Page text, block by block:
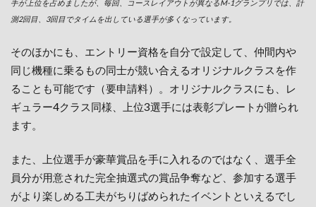
手が上位を占めましたが、毎回、コースレイアウトが異なるM-1グランプリでは、計
測2回目、3回目でタイムを出している選手が多くなっています。
そのほかにも、エントリー資格を自分で設定して、仲間内や
同じ機種に乗るもの同士が競い合えるオリジナルクラスを作
ることも可能です（要申請料）。オリジナルクラスにも、レ
ギュラー4クラス同様、上位3選手には表彰プレートが贈られ
ます。
また、上位選手が豪華賞品を手に入れるのではなく、選手全
員分が用意された完全抽選式の賞品争奪など、参加する選手
がより楽しめる工夫がちりばめられたイベントといえるでし